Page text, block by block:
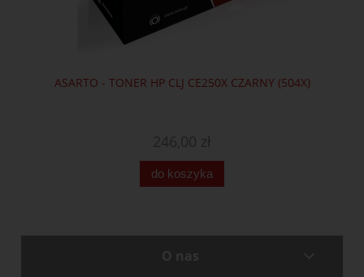
ASARTO - TONER HP CLJ CE250X CZARNY (504X)
do koszyka